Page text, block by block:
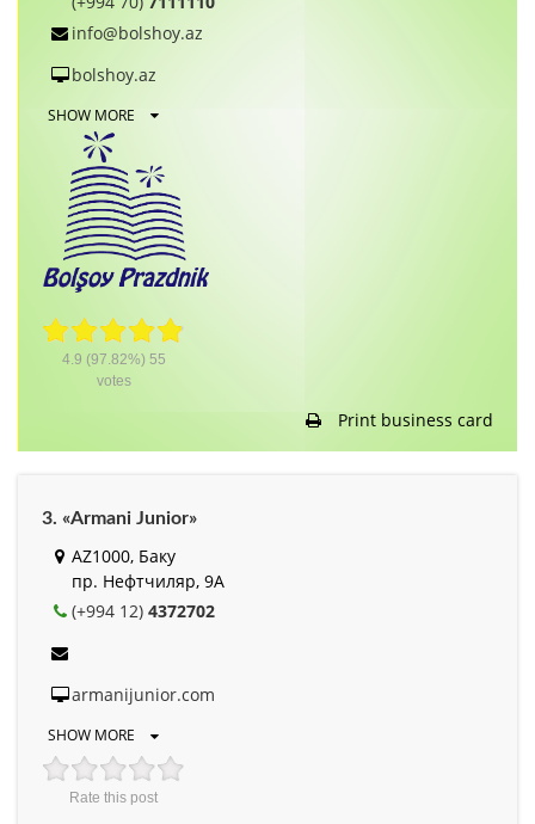
info@bolshoy.az
bolshoy.az
SHOW MORE
4.9 (97.82%) 55
votes
Print business card
3. «Armani Junior»
AZ1000, Баку
пр. Нефтчиляр, 9A
(+994 12) 4372702
armanijunior.com
SHOW MORE
Rate this post